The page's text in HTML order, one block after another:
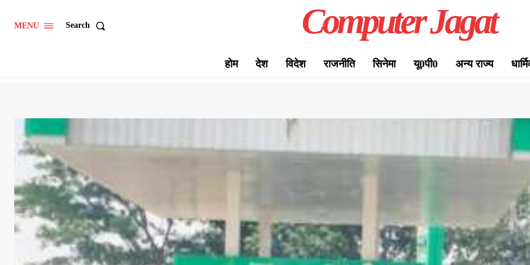
MENU Search Computer Jagat
होम देश विदेश राजनीति सिनेमा यू0पी0 अन्य राज्य